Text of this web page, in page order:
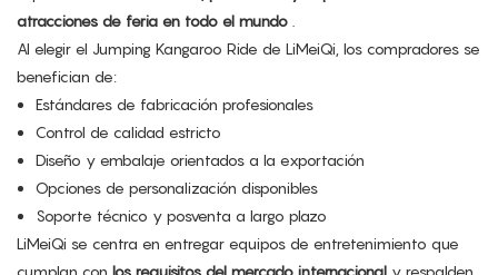
atracciones de feria en todo el mundo
Al elegir el Jumping Kangaroo Ride de LiMeiQi, los compradores se
benefician de:
Estándares de fabricación profesionales
Control de calidad estricto
Diseño y embalaje orientados a la exportación
Opciones de personalización disponibles
Soporte técnico y posventa a largo plazo
LiMeiQi se centra en entregar equipos de entretenimiento que